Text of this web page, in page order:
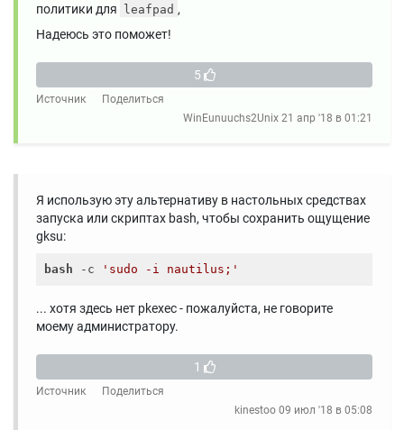
политики для
leafpad ,
Надеюсь это поможет!
5
Источник
Поделиться
WinEunuuchs2Unix 21 апр '18 в 01:21
Я использую эту альтернативу в настольных средствах
запуска или скриптах bash, чтобы сохранить ощущение
gksu:
bash -c 'sudo -i nautilus;'
... хотя здесь нет pkexec - пожалуйста, не говорите
моему администратору.
1
Источник
Поделиться
kinestoo 09 июл '18 в 05:08